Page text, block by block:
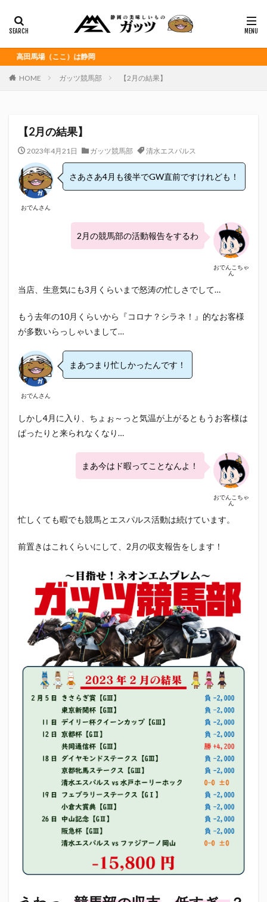
場（ここ）は静岡
HOME ガッツ競馬部 【2月の結果】
【2月の結果】
2023年4月21日 ガッツ競馬部 清水エスパルス
おでんさん
さあさあ4月も後半でGW直前ですけれども！
おでんこちゃ
ん
2月の競馬部の活動報告をするわ
当店、生意気にも3月くらいまで怒涛の忙しさでして…
もう去年の10月くらいから『コロナ？シラネ！』的なお客様
が多数いらっしゃいまして…
おでんさん
まあつまり忙しかったんです！
しかし4月に入り、ちょぉ～っと気温が上がるともうお客様は
ぱったりと来られなくなり…
おでんこちゃ
ん
まあ今はド暇ってことなんよ！
忙しくても暇でも競馬とエスパルス活動は続けています。
前置きはこれくらいにして、2月の収支報告をします！
富士宮やきそば 桜えび 浜松餃子
Jリーグ
いわてグルージャ盛岡
うなぎパイ
うなぎ芋
おがわ
くふうハヤテベンチャーズ静岡
はごろもフーズ みかん
みともさん
アスルクラロ沼津
アビスパ福岡
アマンド娘
エスエスケイフーズ
オレンジデイズ
カップヌードル
カツオ カミュ
ガッツ星人
サウナしきじ
サガン鳥栖
ジェフユナイテッド市原・千葉
ジュビロ磐田
セレッソ大阪
ダーツ トリイソース
バリ勝男クン。
ビックボンバーズ
ビッグボンバーズ
ベアードビール
ベルテックス静岡
ペニーゆうすけ
ホッピー マッチ
ヤマダネコ
ヴィッセル神戸 七尾たくあん
三保
伊東市
伊藤食品 伊豆急行
修善寺サイダー
初亀
初亀醸造 勉三さん
勝俣州和
呼び込み君
喜久酔 土井酒造場
型抜き
埼玉西武ライオンズ
堀内謙伍
大村屋酒造場
大道芸
天皇杯 太田焼きそば
安田記念
宝塚記念
宮崎本店
富士宮やきそば
富士正酒造
富士錦 富士錦酒造
小野友樹
山とおでん
山下メロン園
川崎フロンターレ
平喜酒造
御殿場豆腐 志太泉酒造
日常
日本酒
日清 春華堂
木村飲料
杉井酒造
杉錦酒造
東レアローズ静岡
権田修一
横浜F・マリノス
浦和レッズ
清水エスパルス
清水東高校
湘南ベルマーレ
滝波商店
田中眼蛇夢 田子の月
百田夏菜子
真卓朗商店
矢魔破
磯自慢酒造
神沢川酒造場
立教大学
米久
臥龍梅 花の舞
花の舞酒造
花の舞酒造株式会社
英君
英君酒造